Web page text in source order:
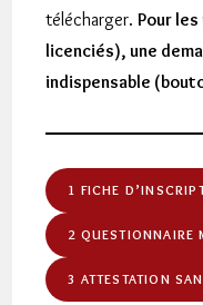
télécharger.Pour les
licenciés), une
indispensable
1 FICHE
2 QUESTIONNAIRE
3 ATTESTATION